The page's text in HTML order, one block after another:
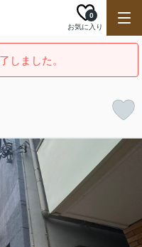
お気に入り
0
しました。